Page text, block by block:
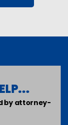
by attorney-